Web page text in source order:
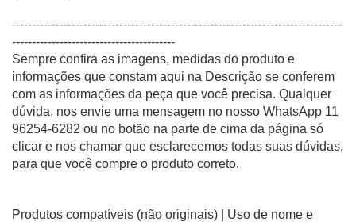
-----------------------------------------------------------------------------------
-----------------------------------------
Sempre confira as imagens, medidas do produto e
informações que constam aqui na Descrição se conferem
com as informações da peça que você precisa. Qualquer
dúvida, nos envie uma mensagem no nosso WhatsApp 11
96254-6282 ou no botão na parte de cima da página só
clicar e nos chamar que esclarecemos todas suas dúvidas,
para que você compre o produto correto.
Produtos compatíveis (não originais) | Uso de nome e